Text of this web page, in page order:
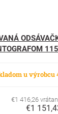
u výrobcu
€1 416,26
€1